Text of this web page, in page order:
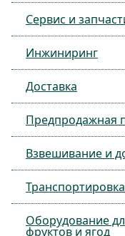
Сервис и
Инжиниринг
Доставка
Предпродажная
Взвешивание и
Оборудование
фруктов и ягод